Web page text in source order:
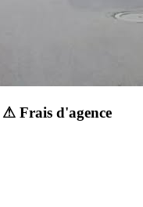
⚠ Frais d'agence